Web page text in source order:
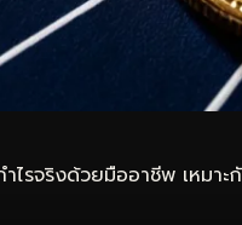
ไรจริงด้วยมืออาชีพ เหม